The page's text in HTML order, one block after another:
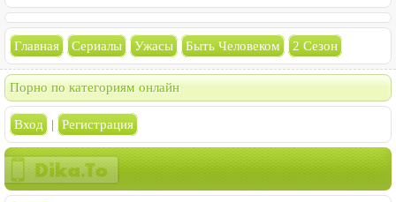
Главная Сериалы Ужасы Быть Человеком 2 Сезон
Порно по категориям онлайн
Вход | Регистрация